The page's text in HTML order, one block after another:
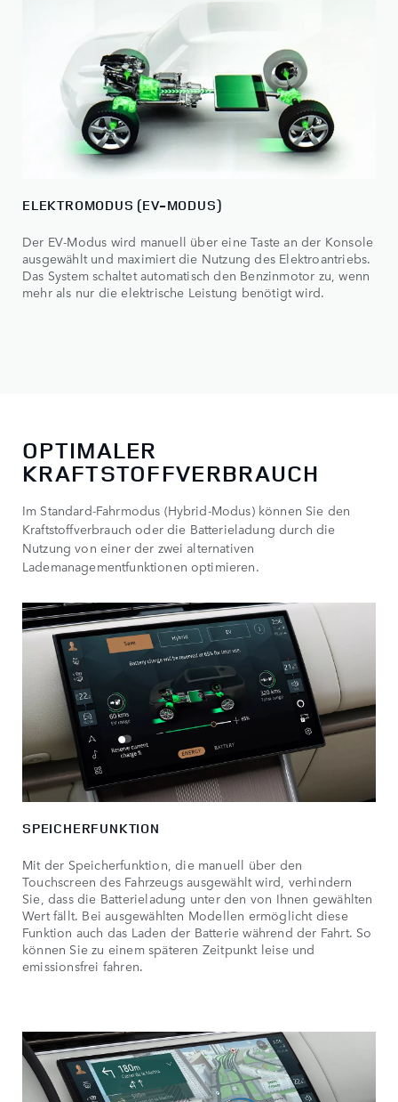
ELEKTROMODUS (EV-MODUS)
Der EV-Modus wird manuell über eine Taste an der Konsole
ausgewählt und maximiert die Nutzung des Elektroantriebs.
Das System schaltet automatisch den Benzinmotor zu, wenn
mehr als nur die elektrische Leistung benötigt wird.
OPTIMALER
KRAFTSTOFFVERBRAUCH
Im Standard-Fahrmodus (Hybrid-Modus) können Sie den
Kraftstoffverbrauch oder die Batterieladung durch die
Nutzung von einer der zwei alternativen
Lademanagementfunktionen optimieren.
SPEICHERFUNKTION
Mit der Speicherfunktion, die manuell über den
Touchscreen des Fahrzeugs ausgewählt wird, verhindern
Sie, dass die Batterieladung unter den von Ihnen gewählten
Wert fällt. Bei ausgewählten Modellen ermöglicht diese
Funktion auch das Laden der Batterie während der Fahrt. So
können Sie zu einem späteren Zeitpunkt leise und
emissionsfrei fahren.